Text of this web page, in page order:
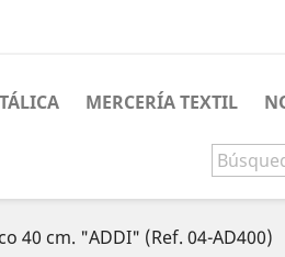
MERCERÍA TEXTIL
40 cm. "ADDI" (Ref. 04-AD400)